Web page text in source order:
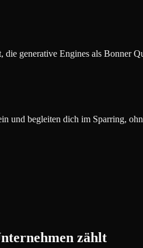
generative Engines als Bonner
und begleiten dich im Sparring,
zählt